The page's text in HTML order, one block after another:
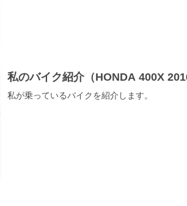
私のバイク紹介（HONDA 400X
私が乗っているバイクを紹介します。